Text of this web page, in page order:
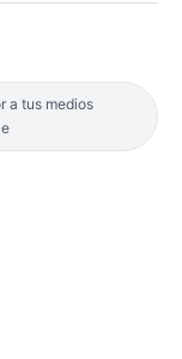
a tus medios